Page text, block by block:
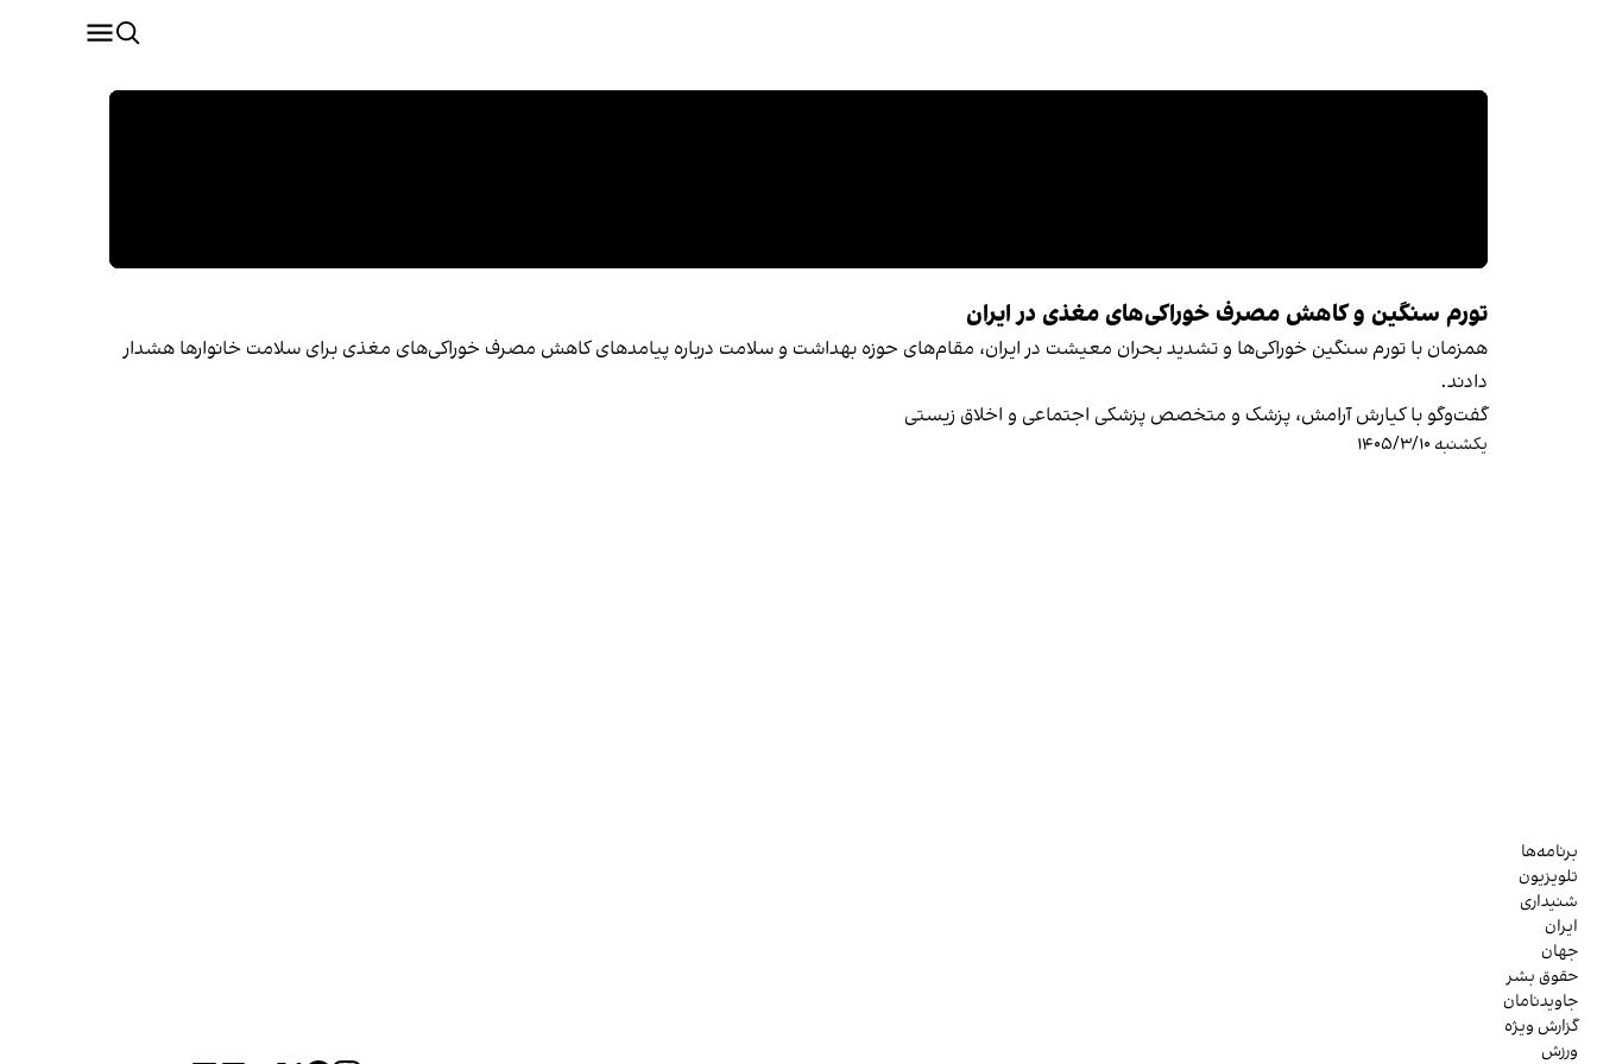
تورم سنگین و کاهش مصرف خوراکی‌های مغذی در ایران
همزمان با تورم سنگین خوراکی‌ها و تشدید بحران معیشت در ایران، مقام‌های حوزه بهداشت و سلامت درباره پیامدهای کاهش مصرف خوراکی‌های مغذی برای سلامت خانوارها هشدار
دادند.
گفت‌وگو با کیارش آرامش، پزشک و متخصص پزشکی اجتماعی و اخلاق زیستی
یکشنبه ۱۴۰۵/۳/۱۰
برنامه‌ها
تلویزیون
شنیداری
ایران
جهان
حقوق بشر
جاویدنامان
گزارش ویژه
ورزش